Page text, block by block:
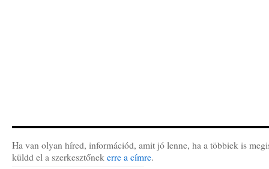
Ha van olyan híred, információd, amit jó lenne, ha a többiek is
küldd el a szerkesztőnek erre a címre.